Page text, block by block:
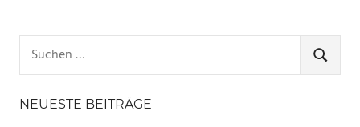
nach:
SUCHEN
NEUESTE BEITRÄGE